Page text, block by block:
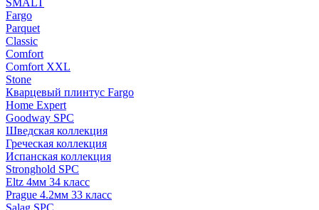
SMALT
Fargo
Parquet
Classic
Comfort
Comfort XXL
Stone
Кварцевый плинтус Fargo
Home Expert
Goodway SPC
Шведская коллекция
Греческая коллекция
Испанская коллекция
Stronghold SPC
Eltz 4мм 34 класс
Prague 4.2мм 33 класс
Salag SPC